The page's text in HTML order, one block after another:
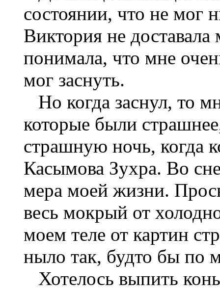
состоянии, что не мог
Виктория не
понимала, что мне
мог заснуть.
Но когда заснул, то
которые были
страшную ночь, когда
Касымова Зухра. Во
мера моей жизни.
весь мокрый от
моем теле от картин
ныло так, будто бы по
Хотелось выпить